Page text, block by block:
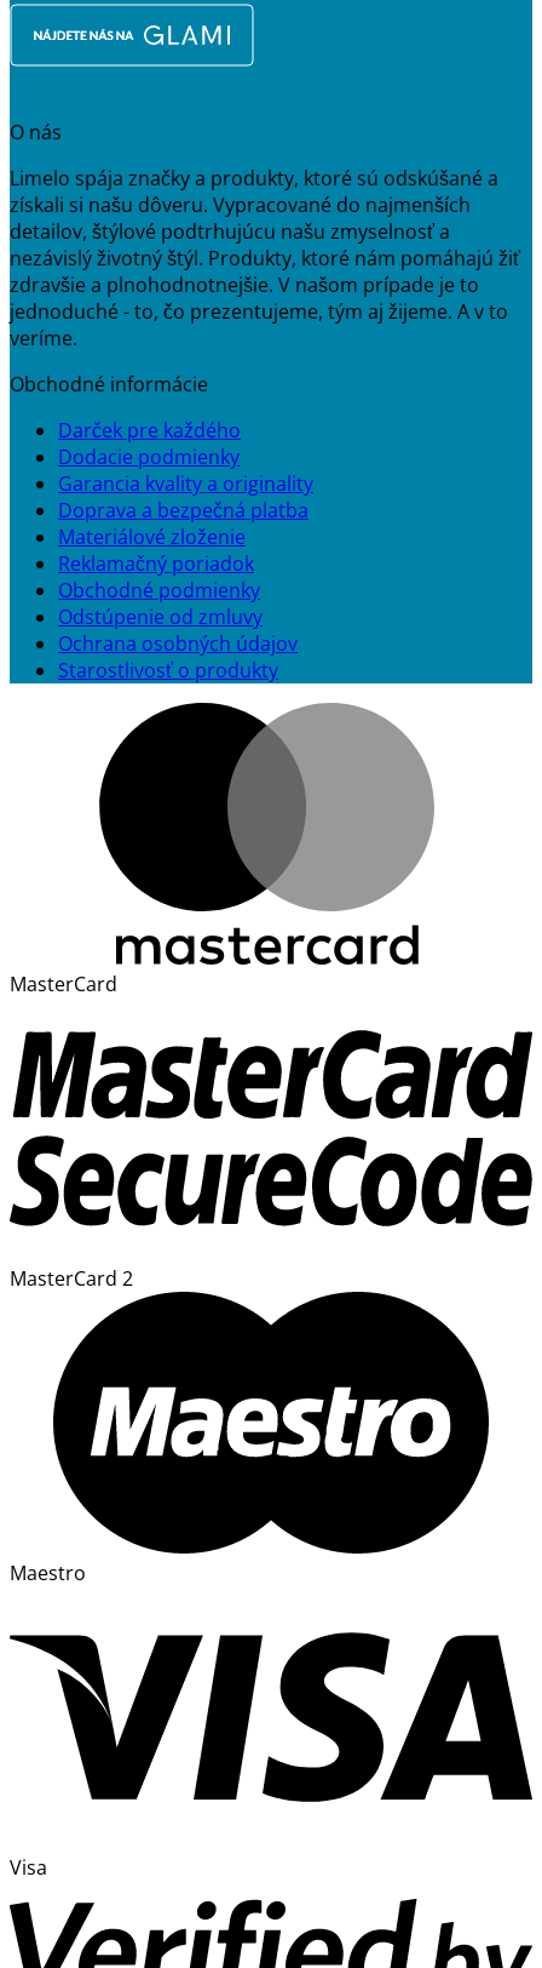
O nás
Limelo spája značky a produkty, ktoré sú odskúšané a
získali si našu dôveru. Vypracované do najmenších
detailov, štýlové podtrhujúcu našu zmyselnosť a
nezávislý životný štýl. Produkty, ktoré nám pomáhajú žiť
zdravšie a plnohodnotnejšie. V našom prípade je to
jednoduché - to, čo prezentujeme, tým aj žijeme. A v to
veríme.
Obchodné informácie
Darček pre každého
Dodacie podmienky
Garancia kvality a originality
Doprava a bezpečná platba
Materiálové zloženie
Reklamačný poriadok
Obchodné podmienky
Odstúpenie od zmluvy
Ochrana osobných údajov
Starostlivosť o produkty
MasterCard
MasterCard 2
Maestro
Visa